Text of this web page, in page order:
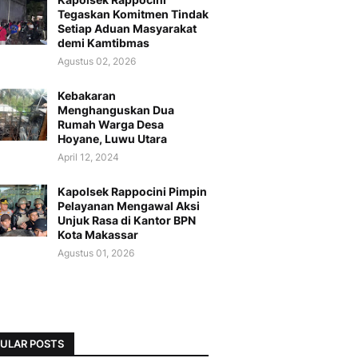
Tegaskan Komitmen Tindak
Setiap Aduan Masyarakat
demi Kamtibmas
Agustus 02, 2026
Kebakaran
Menghanguskan Dua
Rumah Warga Desa
Hoyane, Luwu Utara
April 12, 2024
Kapolsek Rappocini Pimpin
Pelayanan Mengawal Aksi
Unjuk Rasa di Kantor BPN
Kota Makassar
Agustus 01, 2026
POSTS